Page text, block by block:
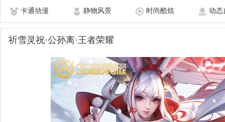
卡通动漫 静物风景 时尚酷炫 动态
祈雪灵祝·公孙离·王者荣耀